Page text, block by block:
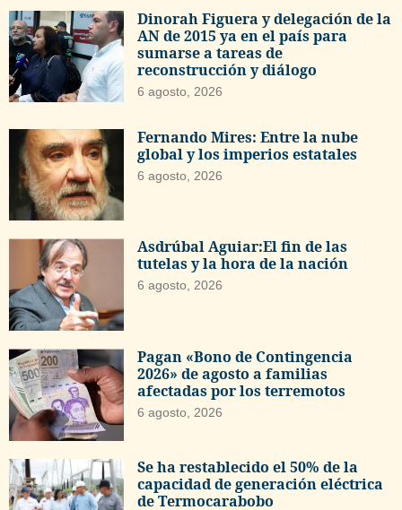
Dinorah Figuera y delegación de la
AN de 2015 ya en el país para
sumarse a tareas de
reconstrucción y diálogo
6 agosto, 2026
Fernando Mires: Entre la nube
global y los imperios estatales
6 agosto, 2026
Asdrúbal Aguiar:El fin de las
tutelas y la hora de la nación
6 agosto, 2026
Pagan «Bono de Contingencia
2026» de agosto a familias
afectadas por los terremotos
6 agosto, 2026
Se ha restablecido el 50% de la
capacidad de generación eléctrica
de Termocarabobo